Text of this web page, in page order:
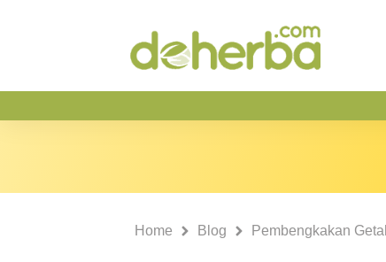
Home Blog Pembengkakan